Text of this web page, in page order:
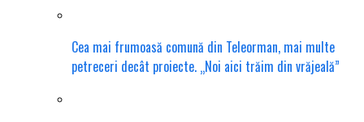
Cea mai frumoasă comună din Teleorman, mai multe
petreceri decât proiecte. „Noi aici trăim din vrăjeală”